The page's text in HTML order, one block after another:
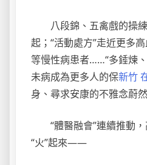
八段錦、五禽戲的操
起；“活動處方”走近更多
等慢性病患者……“多錘煉
未病成為更多人的保新竹
身、尋求安康的不雅念蔚
“體醫融會”連續推動
“火”起來——